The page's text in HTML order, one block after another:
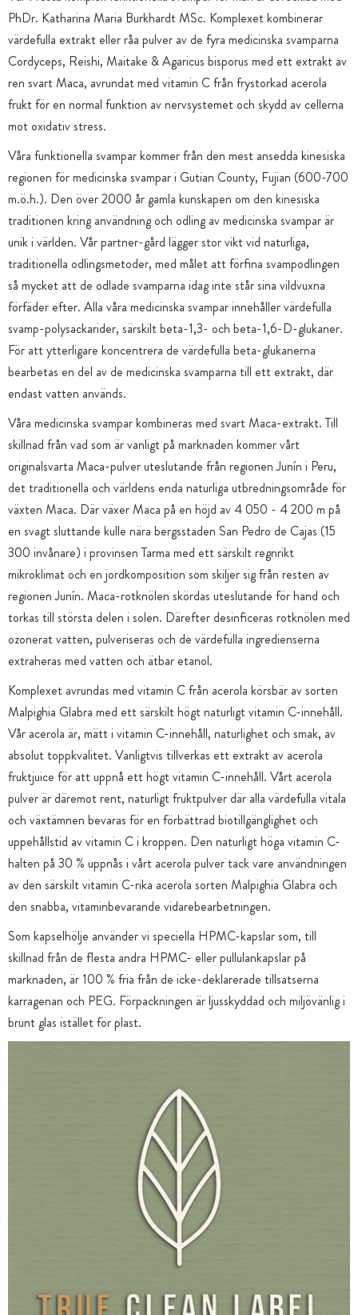
PhDr. Katharina Maria Burkhardt MSc. Komplexet kombinerar
värdefulla extrakt eller råa pulver av de fyra medicinska svamparna
Cordyceps, Reishi, Maitake & Agaricus bisporus med ett extrakt av
ren svart Maca, avrundat med vitamin C från frystorkad acerola
frukt för en normal funktion av nervsystemet och skydd av cellerna
mot oxidativ stress.
Våra funktionella svampar kommer från den mest ansedda kinesiska
regionen för medicinska svampar i Gutian County, Fujian (600-700
m.ö.h.). Den över 2000 år gamla kunskapen om den kinesiska
traditionen kring användning och odling av medicinska svampar är
unik i världen. Vår partner-gård lägger stor vikt vid naturliga,
traditionella odlingsmetoder, med målet att förfina svampodlingen
så mycket att de odlade svamparna idag inte står sina vildvuxna
förfäder efter. Alla våra medicinska svampar innehåller värdefulla
svamp-polysackarider, särskilt beta-1,3- och beta-1,6-D-glukaner.
För att ytterligare koncentrera de värdefulla beta-glukanerna
bearbetas en del av de medicinska svamparna till ett extrakt, där
endast vatten används.
Våra medicinska svampar kombineras med svart Maca-extrakt. Till
skillnad från vad som är vanligt på marknaden kommer vårt
originalsvarta Maca-pulver uteslutande från regionen Junín i Peru,
det traditionella och världens enda naturliga utbredningsområde för
växten Maca. Där växer Maca på en höjd av 4 050 - 4 200 m på
en svagt sluttande kulle nära bergsstaden San Pedro de Cajas (15
300 invånare) i provinsen Tarma med ett särskilt regnrikt
mikroklimat och en jordkomposition som skiljer sig från resten av
regionen Junín. Maca-rotknölen skördas uteslutande för hand och
torkas till största delen i solen. Därefter desinficeras rotknölen med
ozonerat vatten, pulveriseras och de värdefulla ingredienserna
extraheras med vatten och ätbar etanol.
Komplexet avrundas med vitamin C från acerola körsbär av sorten
Malpighia Glabra med ett särskilt högt naturligt vitamin C-innehåll.
Vår acerola är, mätt i vitamin C-innehåll, naturlighet och smak, av
absolut toppkvalitet. Vanligtvis tillverkas ett extrakt av acerola
fruktjuice för att uppnå ett högt vitamin C-innehåll. Vårt acerola
pulver är däremot rent, naturligt fruktpulver där alla värdefulla vitala
och växtämnen bevaras för en förbättrad biotillgänglighet och
uppehållstid av vitamin C i kroppen. Den naturligt höga vitamin C-
halten på 30 % uppnås i vårt acerola pulver tack vare användningen
av den särskilt vitamin C-rika acerola sorten Malpighia Glabra och
den snabba, vitaminbevarande vidarebearbetningen.
Som kapselhölje använder vi speciella HPMC-kapslar som, till
skillnad från de flesta andra HPMC- eller pullulankapslar på
marknaden, är 100 % fria från de icke-deklarerade tillsatserna
karragenan och PEG. Förpackningen är ljusskyddad och miljövänlig i
brunt glas istället för plast.